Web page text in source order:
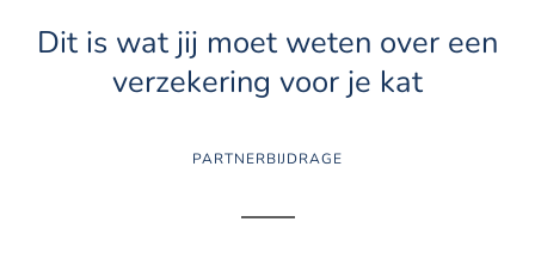
Dit is wat jij moet weten over een
verzekering voor je kat
PARTNERBIJDRAGE